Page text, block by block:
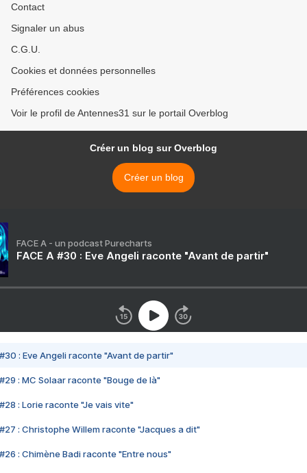
Contact
Signaler un abus
C.G.U.
Cookies et données personnelles
Préférences cookies
Voir le profil de Antennes31 sur le portail Overblog
Créer un blog sur Overblog
Créer un blog
FACE A - un podcast Purecharts
FACE A #30 : Eve Angeli raconte "Avant de partir"
#30 : Eve Angeli raconte "Avant de partir"
#29 : MC Solaar raconte "Bouge de là"
#28 : Lorie raconte "Je vais vite"
#27 : Christophe Willem raconte "Jacques a dit"
#26 : Chimène Badi raconte "Entre nous"